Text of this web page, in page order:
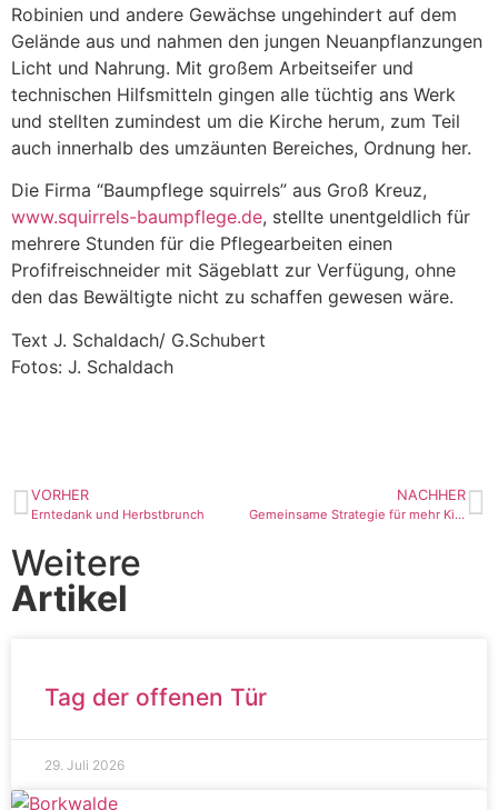
Robinien und andere Gewächse ungehindert auf dem
Gelände aus und nahmen den jungen Neuanpflanzungen
Licht und Nahrung. Mit großem Arbeitseifer und
technischen Hilfsmitteln gingen alle tüchtig ans Werk
und stellten zumindest um die Kirche herum, zum Teil
auch innerhalb des umzäunten Bereiches, Ordnung her.
Die Firma “Baumpflege squirrels” aus Groß Kreuz,
www.squirrels-baumpflege.de, stellte unentgeldlich für
mehrere Stunden für die Pflegearbeiten einen
Profifreischneider mit Sägeblatt zur Verfügung, ohne
den das Bewältigte nicht zu schaffen gewesen wäre.
Text J. Schaldach/ G.Schubert
Fotos: J. Schaldach
VORHER
Erntedank und Herbstbrunch
NACHHER
Gemeinsame Strategie für mehr Kinder- und Jugendbeteiligung
Weitere
Artikel
Tag der offenen Tür
29. Juli 2026